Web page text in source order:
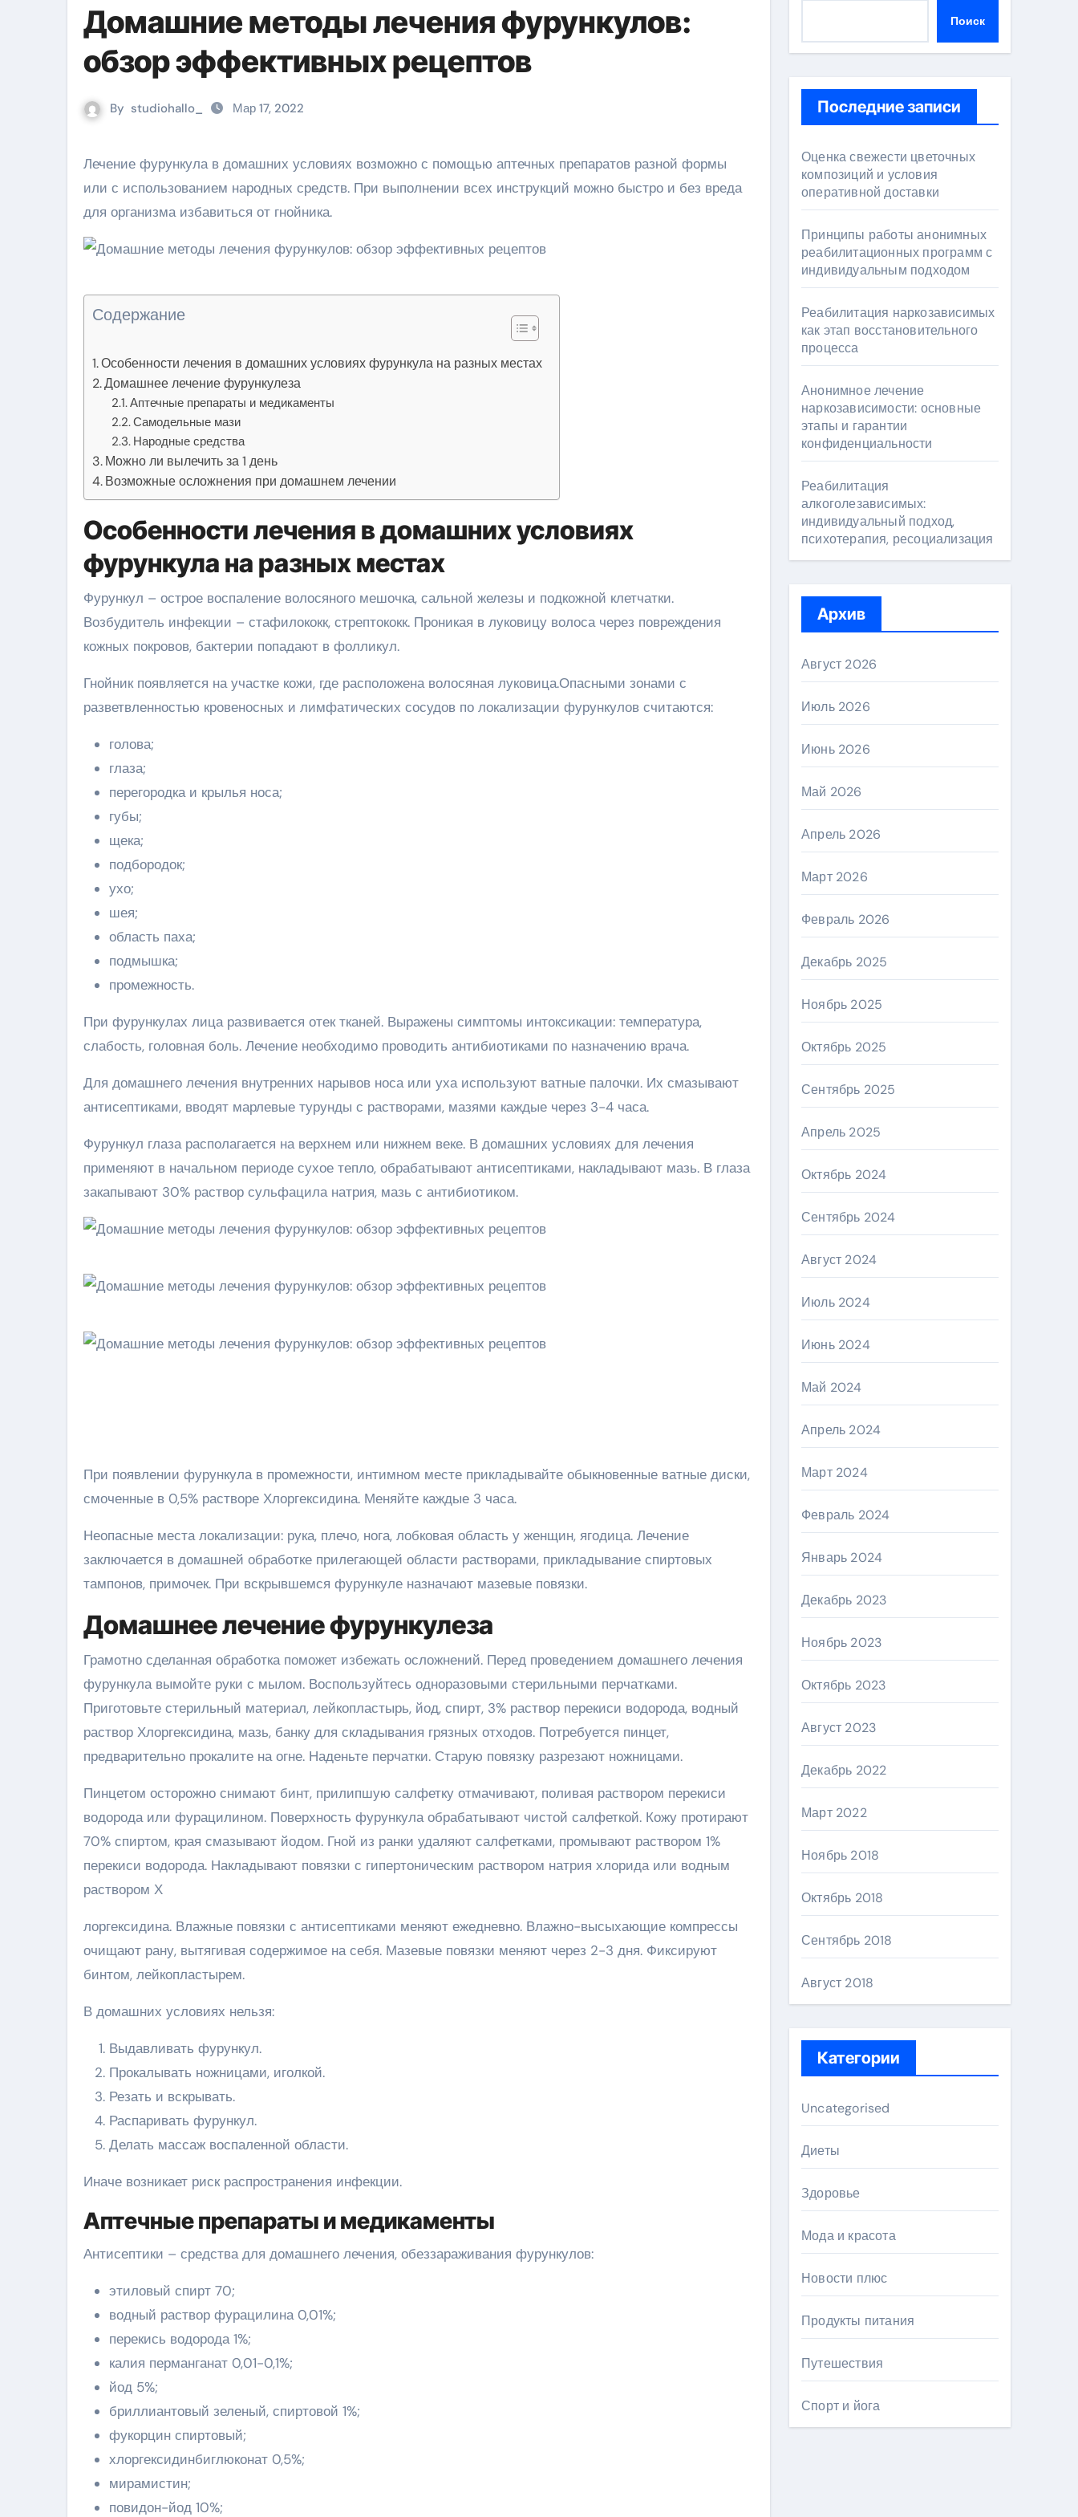
Домашние методы лечения фурункулов:
обзор эффективных рецептов
By studiohallo_ Мар 17, 2022
Лечение фурункула в домашних условиях возможно с помощью аптечных препаратов разной формы
или с использованием народных средств. При выполнении всех инструкций можно быстро и без вреда
для организма избавиться от гнойника.
Содержание
Особенности лечения в домашних условиях фурункула на разных местах
Домашнее лечение фурункулеза
Аптечные препараты и медикаменты
Самодельные мази
Народные средства
Можно ли вылечить за 1 день
Возможные осложнения при домашнем лечении
Особенности лечения в домашних условиях
фурункула на разных местах
Фурункул – острое воспаление волосяного мешочка, сальной железы и подкожной клетчатки.
Возбудитель инфекции – стафилококк, стрептококк. Проникая в луковицу волоса через повреждения
кожных покровов, бактерии попадают в фолликул.
Гнойник появляется на участке кожи, где расположена волосяная луковица.Опасными зонами с
разветвленностью кровеносных и лимфатических сосудов по локализации фурункулов считаются:
голова;
глаза;
перегородка и крылья носа;
губы;
щека;
подбородок;
ухо;
шея;
область паха;
подмышка;
промежность.
При фурункулах лица развивается отек тканей. Выражены симптомы интоксикации: температура,
слабость, головная боль. Лечение необходимо проводить антибиотиками по назначению врача.
Для домашнего лечения внутренних нарывов носа или уха используют ватные палочки. Их смазывают
антисептиками, вводят марлевые турунды с растворами, мазями каждые через 3-4 часа.
Фурункул глаза располагается на верхнем или нижнем веке. В домашних условиях для лечения
применяют в начальном периоде сухое тепло, обрабатывают антисептиками, накладывают мазь. В глаза
закапывают 30% раствор сульфацила натрия, мазь с антибиотиком.
При появлении фурункула в промежности, интимном месте прикладывайте обыкновенные ватные диски,
смоченные в 0,5% растворе Хлоргексидина. Меняйте каждые 3 часа.
Неопасные места локализации: рука, плечо, нога, лобковая область у женщин, ягодица. Лечение
заключается в домашней обработке прилегающей области растворами, прикладывание спиртовых
тампонов, примочек. При вскрывшемся фурункуле назначают мазевые повязки.
Домашнее лечение фурункулеза
Грамотно сделанная обработка поможет избежать осложнений. Перед проведением домашнего лечения
фурункула вымойте руки с мылом. Воспользуйтесь одноразовыми стерильными перчатками.
Приготовьте стерильный материал, лейкопластырь, йод, спирт, 3% раствор перекиси водорода, водный
раствор Хлоргексидина, мазь, банку для складывания грязных отходов. Потребуется пинцет,
предварительно прокалите на огне. Наденьте перчатки. Старую повязку разрезают ножницами.
Пинцетом осторожно снимают бинт, прилипшую салфетку отмачивают, поливая раствором перекиси
водорода или фурацилином. Поверхность фурункула обрабатывают чистой салфеткой. Кожу протирают
70% спиртом, края смазывают йодом. Гной из ранки удаляют салфетками, промывают раствором 1%
перекиси водорода. Накладывают повязки с гипертоническим раствором натрия хлорида или водным
раствором Х
лоргексидина. Влажные повязки с антисептиками меняют ежедневно. Влажно-высыхающие компрессы
очищают рану, вытягивая содержимое на себя. Мазевые повязки меняют через 2-3 дня. Фиксируют
бинтом, лейкопластырем.
В домашних условиях нельзя:
Выдавливать фурункул.
Прокалывать ножницами, иголкой.
Резать и вскрывать.
Распаривать фурункул.
Делать массаж воспаленной области.
Иначе возникает риск распространения инфекции.
Аптечные препараты и медикаменты
Антисептики – средства для домашнего лечения, обеззараживания фурункулов:
этиловый спирт 70;
водный раствор фурацилина 0,01%;
перекись водорода 1%;
калия перманганат 0,01-0,1%;
йод 5%;
бриллиантовый зеленый, спиртовой 1%;
фукорцин спиртовый;
хлоргексидинбиглюконат 0,5%;
мирамистин;
повидон-йод 10%;
Поиск
Последние записи
Оценка свежести цветочных
композиций и условия
оперативной доставки
Принципы работы анонимных
реабилитационных программ с
индивидуальным подходом
Реабилитация наркозависимых
как этап восстановительного
процесса
Анонимное лечение
наркозависимости: основные
этапы и гарантии
конфиденциальности
Реабилитация
алкоголезависимых:
индивидуальный подход,
психотерапия, ресоциализация
Архив
Август 2026
Июль 2026
Июнь 2026
Май 2026
Апрель 2026
Март 2026
Февраль 2026
Декабрь 2025
Ноябрь 2025
Октябрь 2025
Сентябрь 2025
Апрель 2025
Октябрь 2024
Сентябрь 2024
Август 2024
Июль 2024
Июнь 2024
Май 2024
Апрель 2024
Март 2024
Февраль 2024
Январь 2024
Декабрь 2023
Ноябрь 2023
Октябрь 2023
Август 2023
Декабрь 2022
Март 2022
Ноябрь 2018
Октябрь 2018
Сентябрь 2018
Август 2018
Категории
Uncategorised
Диеты
Здоровье
Мода и красота
Новости плюс
Продукты питания
Путешествия
Спорт и йога